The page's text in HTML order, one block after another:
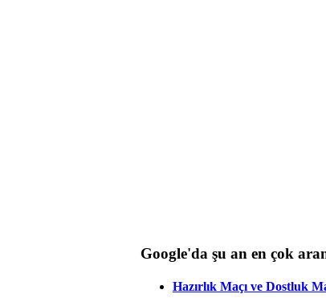
Google'da şu an en çok
Hazırlık Maçı ve Dostluk